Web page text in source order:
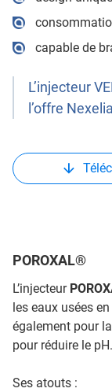
capable de
L’injecteur
l’offre
POROXAL®
L’injecteur
les eaux usées
également pour
pour réduire le pH.
Ses atouts :